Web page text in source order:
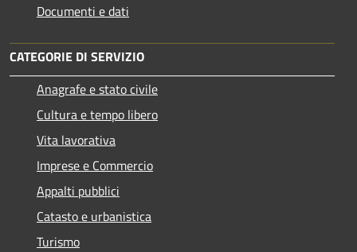
Documenti e dati
CATEGORIE DI SERVIZIO
Anagrafe e stato civile
Cultura e tempo libero
Vita lavorativa
Imprese e Commercio
Appalti pubblici
Catasto e urbanistica
Turismo